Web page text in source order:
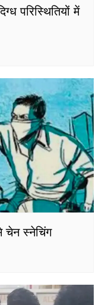
परिस्थितियों में
चेन स्नेचिंग